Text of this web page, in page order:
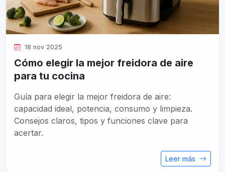
18 nov 2025
Cómo elegir la mejor freidora de aire
para tu cocina
Guía para elegir la mejor freidora de aire:
capacidad ideal, potencia, consumo y limpieza.
Consejos claros, tipos y funciones clave para
acertar.
Leer más